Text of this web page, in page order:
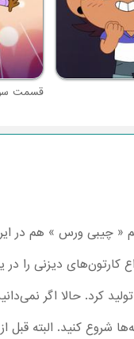
قسمت
« چیبی ورس » هم در
کارتون‌های دیزنی
کرد. حالا اگر
شروع کنید. البته